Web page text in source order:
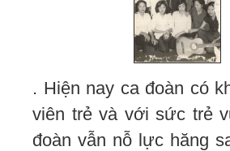
. Hiện nay ca đoàn có
viên trẻ và với sức trẻ
đoàn vẫn nỗ lực hăng